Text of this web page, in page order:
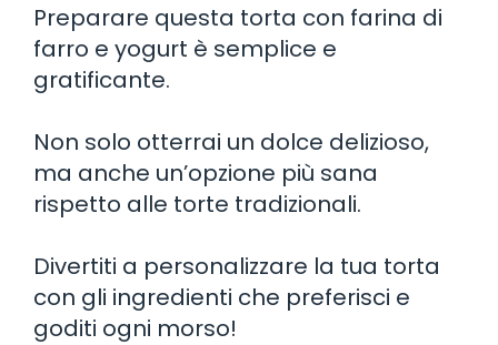
Preparare questa torta con farina di
farro e yogurt è semplice e
gratificante.
Non solo otterrai un dolce delizioso,
ma anche un’opzione più sana
rispetto alle torte tradizionali.
Divertiti a personalizzare la tua torta
con gli ingredienti che preferisci e
goditi ogni morso!